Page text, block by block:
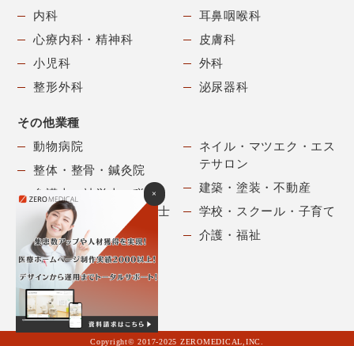
内科
心療内科・精神科
小児科
整形外科
耳鼻咽喉科
皮膚科
外科
泌尿器科
その他業種
動物病院
整体・整骨・鍼灸院
弁護士・社労士・税理
士・司法書士・行政書士
美容院・美容室
ネイル・マツエク・ エス
テサロン
建築・塗装・不動産
学校・スクール・子育て
介護・福祉
Copyright© 2017-2025 ZEROMEDICAL,INC.
×